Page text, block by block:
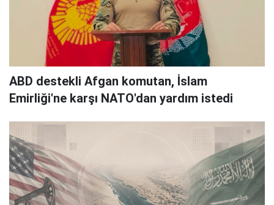
ABD destekli Afgan komutan, İslam
Emirliği'ne karşı NATO'dan yardım istedi